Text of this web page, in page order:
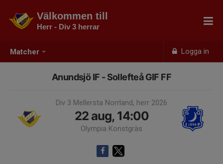
Matcher Logga in
Välkommen till
Herr - Div 3 herrar
Anundsjö IF - Sollefteå GIF FF
Div 3 Mellersta Norrland, herr 2026
22 aug, 14:00
Olympia Konstgräs